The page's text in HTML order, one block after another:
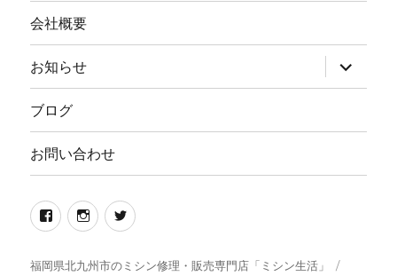
会社概要
お知らせ
ブ
メ
ー
開
ブログ
お問い合わせ
Facebook
イ
ス
twitter
福岡県北九州市のミシン修理・販売専門店「ミシン生活」